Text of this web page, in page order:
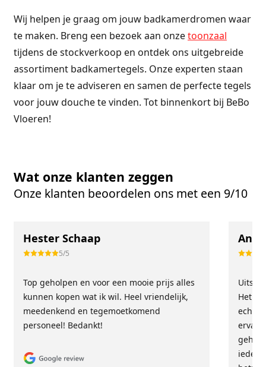
Wij helpen je graag om jouw badkamerdromen waar
te maken. Breng een bezoek aan onzetoonzaal
tijdens de stockverkoop en ontdek ons uitgebreide
assortiment badkamertegels. Onze experten staan
klaar om je te adviseren en samen de perfecte tegels
voor jouw douche te vinden. Tot binnenkort bij BeBo
Vloeren!
Wat onze klanten zeggen
Onze klanten beoordelen ons met een 9/10
Hester Schaap
5/5
Top geholpen en voor een mooie prijs alles
kunnen kopen wat ik wil. Heel vriendelijk,
meedenkend en tegemoetkomend
personeel! Bedankt!
Het
echt